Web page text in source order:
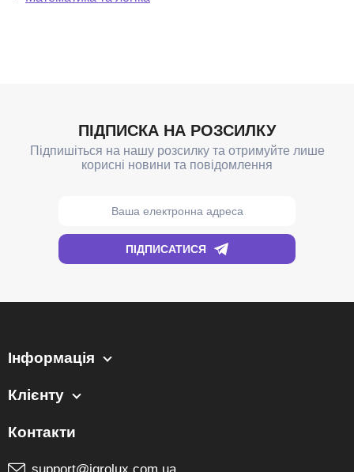
Інформація
Клієнту